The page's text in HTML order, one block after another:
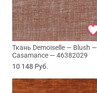
Ткань Demoiselle — Blush —
Casamance — 46382029
10 148 Руб.